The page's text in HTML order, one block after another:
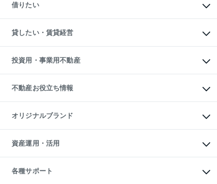
中古一戸建ての購入
不動産購入の流れ
注目キーワード物件特集
購入ガイド
English 繁体中文簡体中文
一戸建ての売却・査定
土地の売却・査定
スピードAI査定
不動産査定について
不動産売却の流れ
不動産買換えの流れ
売却ガイド
借りたい
オフィス・店舗の賃貸
借りるときの流れ
借りるガイド
貸したい・賃貸経営
マンション賃料データ
賃貸管理プラン
リロケーションについて
貸すガイド
投資用・事業用不動産
事業用不動産
マンション投資
投資用マンション
アパート経営
収益物件
ビル購入（ビル一棟）
投資用不動産の売却査定
事業用不動産の売却査定
不動産お役立ち情報
マンションライブラリー
人気マンションランキング
暮らしに役立つ不動産メディア
不動産相場・不動産価格情報
不動産コラム・ニュース
不動産用語集
不動産なんでもネット相談室
オリジナルブランド
一棟リノベーションマンション
L`GENTE（ルジェンテ）
区分リノベーションマンション
投資用一棟レジデンスWELL
資産運用・活用
不動産M&A
アセットマネジメント・出資
各種サポート